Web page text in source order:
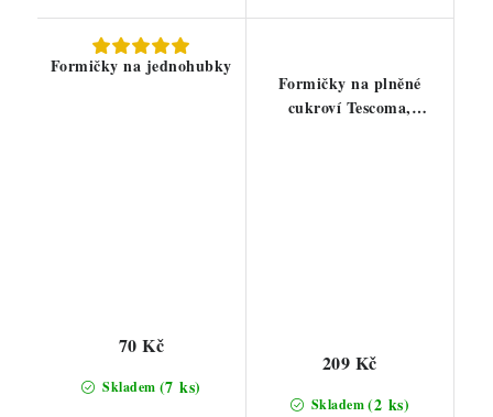
Formičky na jednohubky
Skladem (7 ks)
70 Kč
Formičky na plněné
cukroví Tescoma,
Skladem(2 ks)
209 Kč